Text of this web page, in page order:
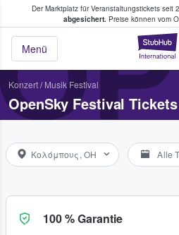
Der Marktplatz für Veranstaltungstickets seit
abgesichert.Preise können vom
Menü
Tickets kaufen &
Konzert/ Musik Festival
OpenSky Festival Tickets
Κολόμπους, OH Alle
100 % Garantie